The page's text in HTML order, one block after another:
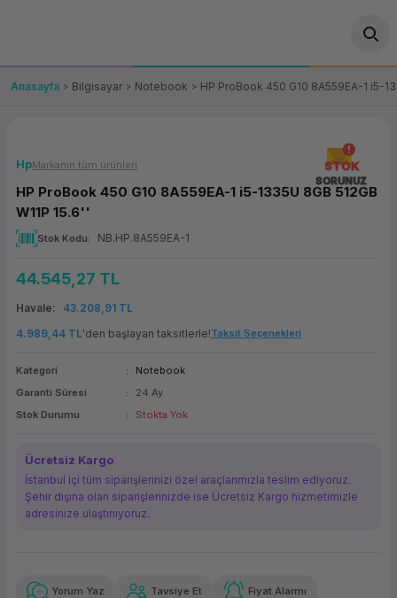
OT/VT Ürünleri
Fiş Yazıcı
Panel PC
(Firewall)
Bileşenleri
Makinesi
Makinesi
Çözümleri
Bağlantı
Yedekleme
Ürünler
Paketi
Anasayfa Bilgisayar Notebook HP ProBook 450 G10 8A559EA-1 i5-
STOK
SORUNUZ
HpMarkanın tüm ürünleri
HP ProBook 450 G10 8A559EA-1 i5-1335U 8GB 512GB
W11P 15.6''
Stok Kodu NB.HP.8A559EA-1
44.545,27 TL
Havale
43.208,91 TL
4.989,44 TL'den başlayan taksitlerle!Taksit Seçenekleri
Kategori
Notebook
Garanti Süresi
24 Ay
Stok Durumu
Stokta Yok
Ücretsiz Kargo
İstanbul içi tüm siparişlerinizi özel araçlarımızla teslim ediyoruz.
Şehir dışına olan siparişlerinizde ise Ücretsiz Kargo hizmetimizle
adresinize ulaştırııyoruz.
Yorum Yaz Tavsiye Et Fiyat Alarmı